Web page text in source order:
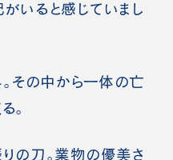
がいると感じていまし
その中から一体の亡
。
の刀。業物の優美さ